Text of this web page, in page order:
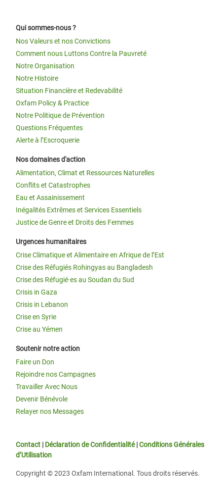
Qui sommes-nous ?
Nos Valeurs et nos Convictions
Comment nous Luttons Contre la Pauvreté
Notre Organisation
Notre Histoire
Situation Financière et Redevabilité
Oxfam Policy & Practice
Notre Politique de Prévention
Questions Fréquentes
Alerte à l’Escroquerie
Nos domaines d'action
Alimentation, Climat et Ressources Naturelles
Conflits et Catastrophes
Eau et Assainissement
Inégalités Extrêmes et Services Essentiels
Justice de Genre et Droits des Femmes
Urgences humanitaires
Crise Climatique et Alimentaire en Afrique de l’Est
Crise des Réfugiés Rohingyas au Bangladesh
Crise des Réfugié·es au Soudan du Sud
Crisis in Gaza
Crisis in Lebanon
Crise en Syrie
Crise au Yémen
Soutenir notre action
Faire un Don
Rejoindre nos Campagnes
Travailler Avec Nous
Devenir Bénévole
Relayer nos Messages
Contact | Déclaration de Confidentialité|Conditions Générales
d’Utilisation
Copyright © 2023 Oxfam International. Tous droits réservés.